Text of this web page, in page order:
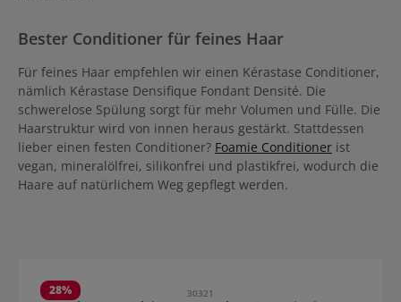
Bester Conditioner für feines Haar
Für feines Haar empfehlen wir einen Kérastase Conditioner,
nämlich Kérastase Densifique Fondant Densité. Die
schwerelose Spülung sorgt für mehr Volumen und Fülle. Die
Haarstruktur wird von innen heraus gestärkt. Stattdessen
lieber einen festen Conditioner? Foamie Conditioner ist
vegan, mineralölfrei, silikonfrei und plastikfrei, wodurch die
Haare auf natürlichem Weg gepflegt werden.
28% 30321